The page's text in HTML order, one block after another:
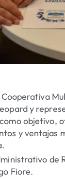
y
objetivo,
y ventajas
de
Fiore.